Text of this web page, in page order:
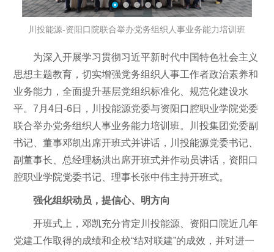
川投能源-资阳口院联合举办党务组织人事业务能力培训班
为深入开展学习贯彻习近平新时代中国特色社会主义
思想主题教育，切实增强党务组织人事工作者政治素养和
业务能力，全面提升基层党组织标准化、规范化建设水
平。7月4日-6日，川投能源党委与资阳口腔职业学院党委
联合举办党务组织人事业务能力培训班。川投集团党委副
书记、董事邓凯出席开班式并讲话，川投能源党委书记、
副董事长、总经理杨洪出席开班式并作动员讲话，资阳口
腔职业学院党委书记、理事长张中伟主持开班式。
强化组织动员，提信心、明方向
开班式上，邓凯充分肯定川投能源、资阳口院近几年
党建工作取得的成绩和企校“结对联建”的成效，并对进一